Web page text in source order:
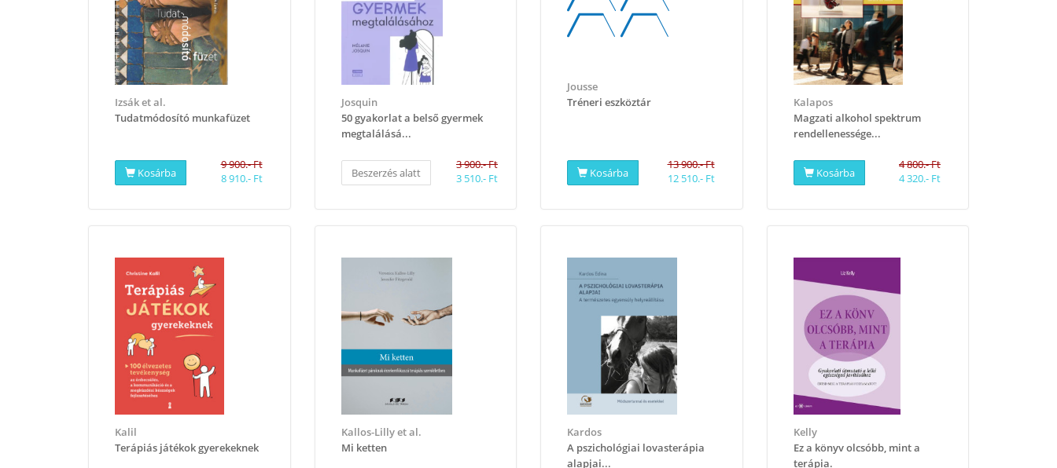
Izsák et al.
Tudatmódosító munkafüzet
Kosárba
9 900.- Ft
8 910.- Ft
Josquin
50 gyakorlat a belső gyermek
megtalálásá...
Beszerzés alatt
3 900.- Ft
3 510.- Ft
Jousse
Tréneri eszköztár
Kosárba
13 900.- Ft
12 510.- Ft
Kalapos
Magzati alkohol spektrum
rendellenessége...
Kosárba
4 800.- Ft
4 320.- Ft
Kalil
Terápiás játékok gyerekeknek
Kallos-Lilly et al.
Mi ketten
Kardos
A ​pszichológiai lovasterápia
alapjai...
Kelly
Ez a könyv olcsóbb, mint a
terápia.